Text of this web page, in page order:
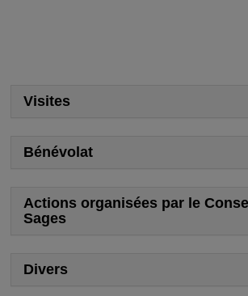
Visites
Bénévolat
Actions organisées par le
Sages
Divers